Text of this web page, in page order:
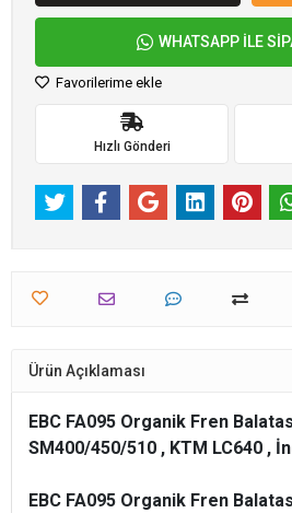
WHATSAPP İLE
Favorilerime ekle
Hızlı Gönderi
Ürün Açıklaması
EBC FA095 Organik Fren
SM400/450/510 , KTM LC640 ,
EBC FA095 Organik Fren